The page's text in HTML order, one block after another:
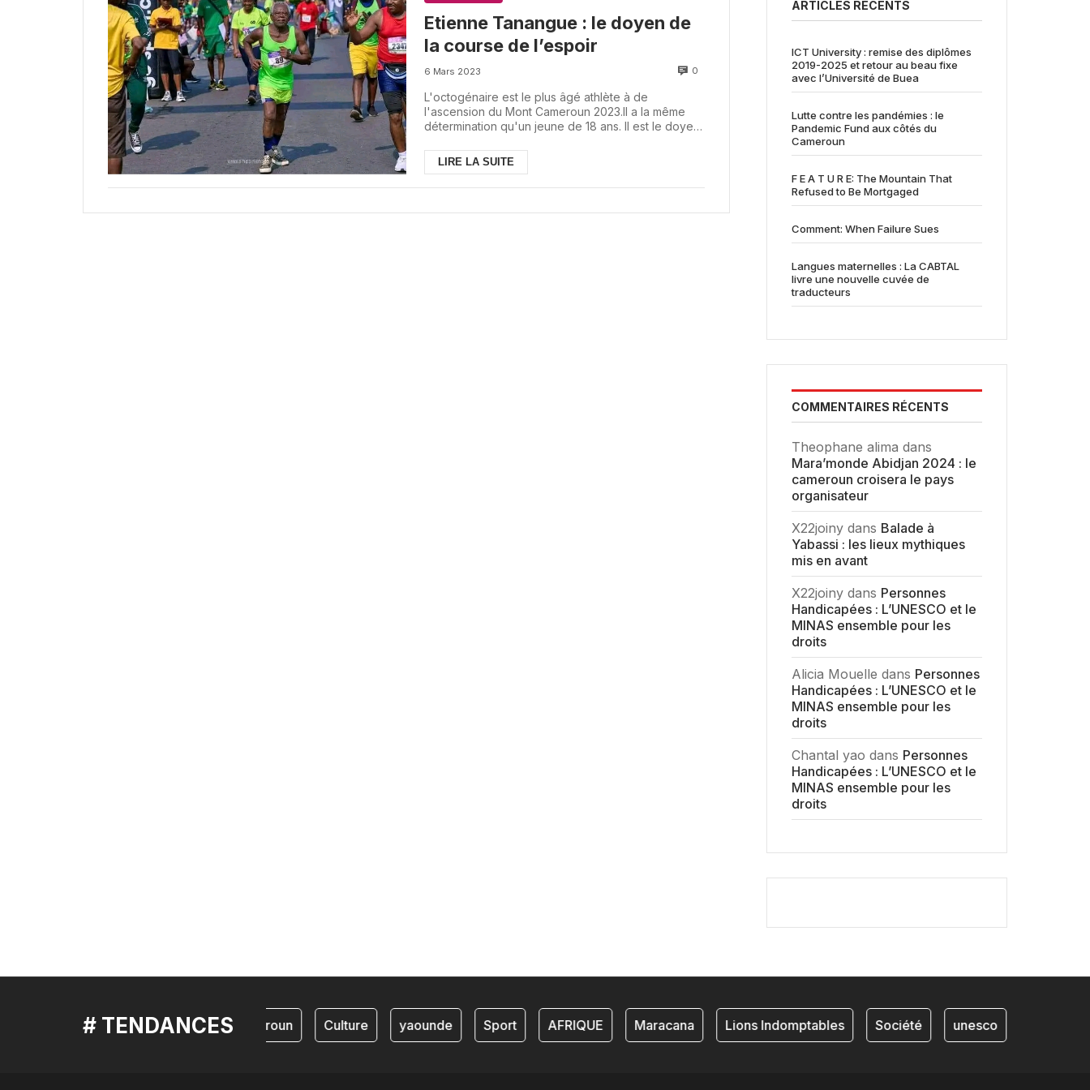
Etienne Tanangue : le doyen de
la course de l’espoir
6 Mars 2023 0
L'octogénaire est le plus âgé athlète à de
l'ascension du Mont Cameroun 2023.Il a la même
détermination qu'un jeune de 18 ans. Il est le doyen
LIRE LA SUITE
ARTICLES RÉCENTS
ICT University : remise des diplômes
2019-2025 et retour au beau fixe
avec l’Université de Buea
Lutte contre les pandémies : le
Pandemic Fund aux côtés du
Cameroun
F E A T U R E: The Mountain That
Refused to Be Mortgaged
Comment: When Failure Sues
Langues maternelles : La CABTAL
livre une nouvelle cuvée de
traducteurs
COMMENTAIRES RÉCENTS
Theophane alima dans
Mara’monde Abidjan 2024 : le
cameroun croisera le pays
organisateur
X22joiny dans Balade à
Yabassi : les lieux mythiques
mis en avant
X22joiny dans Personnes
Handicapées : L’UNESCO et le
MINAS ensemble pour les
droits
Alicia Mouelle dans Personnes
Handicapées : L’UNESCO et le
MINAS ensemble pour les
droits
Chantal yao dans Personnes
Handicapées : L’UNESCO et le
MINAS ensemble pour les
droits
# TENDANCEScameroun Culture yaounde Sport AFRIQUE Maracana Lions Indomptables Société unesco